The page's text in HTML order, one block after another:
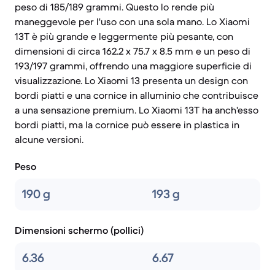
peso di 185/189 grammi. Questo lo rende più
maneggevole per l'uso con una sola mano. Lo Xiaomi
13T è più grande e leggermente più pesante, con
dimensioni di circa 162.2 x 75.7 x 8.5 mm e un peso di
193/197 grammi, offrendo una maggiore superficie di
visualizzazione. Lo Xiaomi 13 presenta un design con
bordi piatti e una cornice in alluminio che contribuisce
a una sensazione premium. Lo Xiaomi 13T ha anch'esso
bordi piatti, ma la cornice può essere in plastica in
alcune versioni.
Peso
190 g 193 g
Dimensioni schermo (pollici)
6.36 6.67